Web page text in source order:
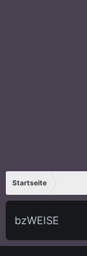
Startseite
bzWEISE